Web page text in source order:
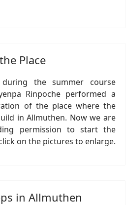
Place
the summer course
Rinpoche performed a
of the place where the
in Allmuthen. Now we are
permission to start the
on the pictures to enlarge.
in Allmuthen